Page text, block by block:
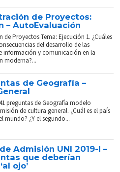
de Proyectos:
– AutoEvaluación
de Proyectos Tema: Ejecución 1. ¿Cuáles
del desarrollo de las
información y comunicación en la
moderna?...
de Geografía –
preguntas de Geografía modelo
de cultura general. ¿Cuál es el país
mundo? ¿Y el segundo...
Admisión UNI 2019-I –
que deberían
ojo’